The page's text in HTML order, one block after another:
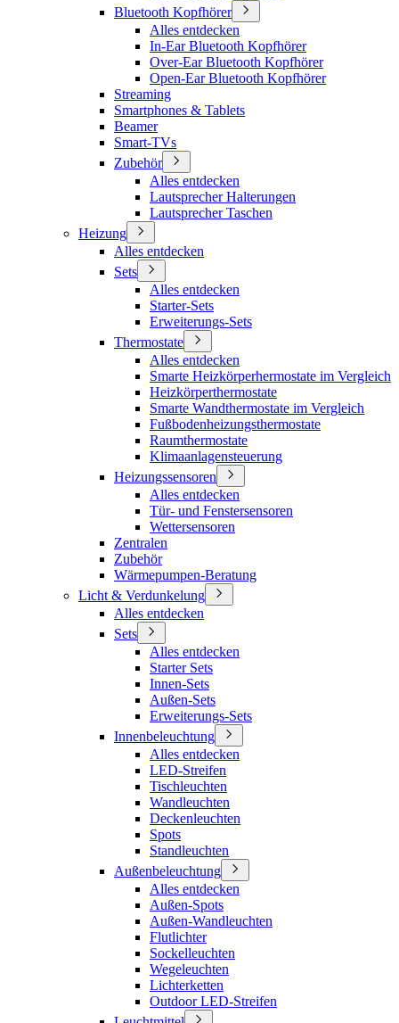
Bluetooth Kopfhörer
Alles entdecken
In-Ear Bluetooth Kopfhörer
Over-Ear Bluetooth Kopfhörer
Open-Ear Bluetooth Kopfhörer
Streaming
Smartphones & Tablets
Beamer
Smart-TVs
Zubehör
Alles entdecken
Lautsprecher Halterungen
Lautsprecher Taschen
Heizung
Alles entdecken
Sets
Alles entdecken
Starter-Sets
Erweiterungs-Sets
Thermostate
Alles entdecken
Smarte Heizkörperhermostate im Vergleich
Heizkörperthermostate
Smarte Wandthermostate im Vergleich
Fußbodenheizungsthermostate
Raumthermostate
Klimaanlagensteuerung
Heizungssensoren
Alles entdecken
Tür- und Fenstersensoren
Wettersensoren
Zentralen
Zubehör
Wärmepumpen-Beratung
Licht & Verdunkelung
Alles entdecken
Sets
Alles entdecken
Starter Sets
Innen-Sets
Außen-Sets
Erweiterungs-Sets
Innenbeleuchtung
Alles entdecken
LED-Streifen
Tischleuchten
Wandleuchten
Deckenleuchten
Spots
Standleuchten
Außenbeleuchtung
Alles entdecken
Außen-Spots
Außen-Wandleuchten
Flutlichter
Sockelleuchten
Wegeleuchten
Lichterketten
Outdoor LED-Streifen